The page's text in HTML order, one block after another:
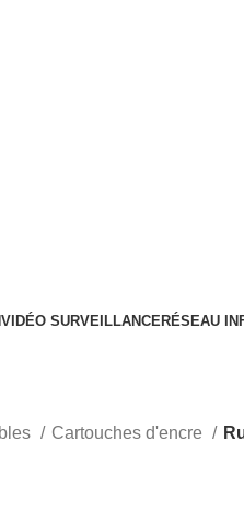
VIDÉO SURVEILLANCERÉSEAU
Cartouches d'encre